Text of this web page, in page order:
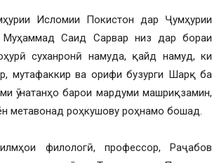
Исломии Покистон дар Ҷумҳурии
Муҳаммад Саид Сарвар низ дар бораи
суханронӣ намуда, қайд намуд, ки
мутафаккир ва орифи бузурги Шарқ ба
ӯ натанҳо барои мардуми машриқзамин,
метавонад роҳкушову роҳнамо бошад.
филологӣ, профессор, Раҷабов